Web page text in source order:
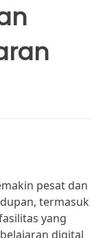
pesat dan
termasuk
yang
digital